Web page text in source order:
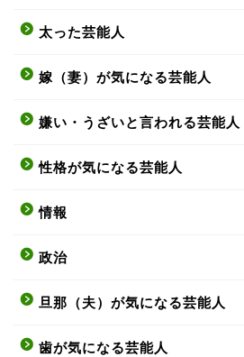
太った芸能人
嫁（妻）が気になる芸能人
嫌い・うざいと言われる芸能人
性格が気になる芸能人
情報
政治
旦那（夫）が気になる芸能人
歯が気になる芸能人